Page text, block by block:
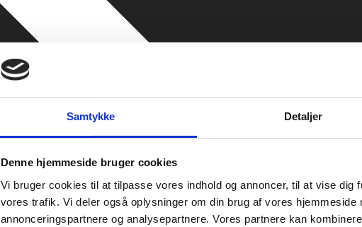
Samtykke Detaljer
Denne hjemmeside bruger cookies
Vi bruger cookies til at tilpasse vores indhold og annoncer, til at vise dig
vores trafik. Vi deler også oplysninger om din brug af vores
annonceringspartnere og analysepartnere. Vores partnere kan